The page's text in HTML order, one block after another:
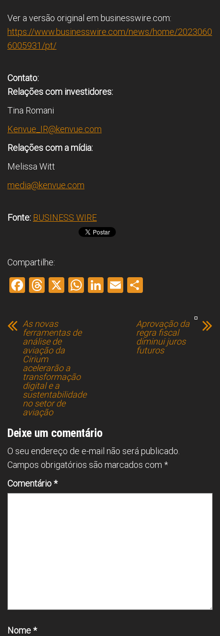
Ver a versão original em businesswire.com:
https://www.businesswire.com/news/home/2023060
6005931/pt/
Contato:
Relações com investidores:
Tina Romani
Kenvue_IR@kenvue.com
Relações com a mídia:
Melissa Witt
media@kenvue.com
Fonte: BUSINESS WIRE
Compartilhe:
F
ce
b
o
ok
T
a
d
s
X
W Li
E
e
As novas
ferramentas de
análise de
aviação da
Cirium
acelerarão a
transformação
digital e a
sustentabilidade
no setor de
aviação
Aprovação da
regra fiscal
diminui juros
futuros
Deixe um comentário
O seu endereço de e-mail não será publicado.
Campos obrigatórios são marcados com *
Comentário*
Nome*